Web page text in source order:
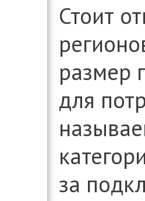
Стоит
размер
для
за